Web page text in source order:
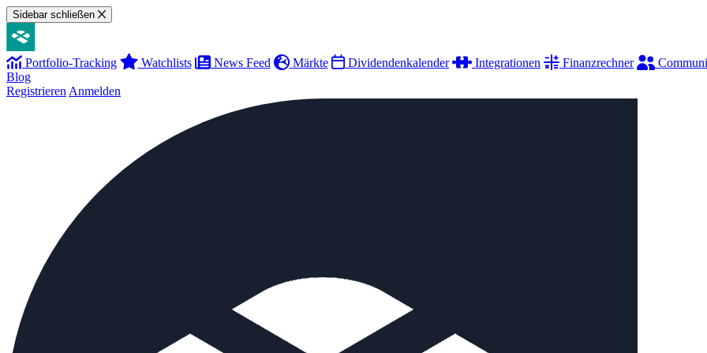
Sidebar schließen
Portfolio-Tracking Watchlists News Feed Märkte Dividendenkalender Integrationen Finanzrechner
Blog
Registrieren Anmelden